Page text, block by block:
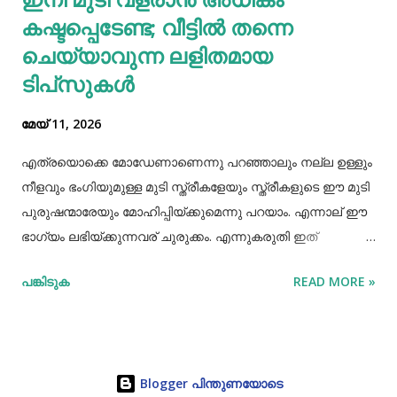
തുടർന്ന് അച്ഛനെ വീണ്ടും വിശദമായി ചോദ്യം ചെയ്തു.
തുടർന്ന് നടത...
കഷ്ടപ്പെടേണ്ട; വീട്ടിൽ തന്നെ
ചെയ്യാവുന്ന ലളിതമായ
ടിപ്‌സുകൾ
മേയ് 11, 2026
എത്രയൊക്കെ മോഡേണാണെന്നു പറഞ്ഞാലും നല്ല ഉള്ളും
നീളവും ഭംഗിയുമുള്ള മുടി സ്ത്രീകളേയും സ്ത്രീകളുടെ ഈ മുടി
പുരുഷന്മാരേയും മോഹിപ്പിയ്ക്കുമെന്നു പറയാം. എന്നാല് ഈ
ഭാഗ്യം ലഭിയ്ക്കുന്നവര് ചുരുക്കം. എന്നുകരുതി ഇത്
സഹായിക്കുന്ന ചില വഴികളെക്കുറിച്ചറിയൂ,മുടി വളര്‍ച്ചയ്ക്ക്
ചീകുന്നത് ശരിയായ രീതിയിലല്ലെങ്കില്‍ മുടി ജട പിടിക്കാനും
പങ്കിടുക READ MORE »
Blogger പിന്തുണയോടെ